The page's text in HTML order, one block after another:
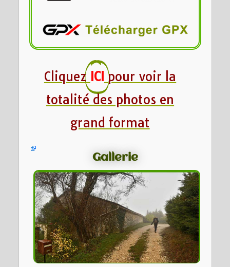
Cliquez ICI pour voir la
totalité des photos en
grand format
Gallerie